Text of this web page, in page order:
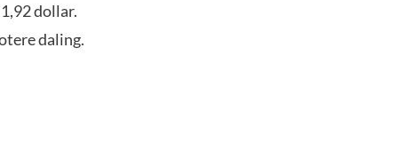
dollar.
daling.